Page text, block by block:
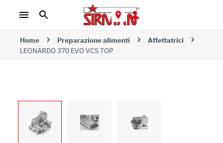
Home Preparazione alimenti
Affettatrici
LEONARDO 370 EVO VCS TOP